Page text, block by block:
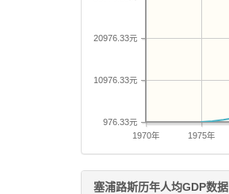
1970年 1975年
976.33元
10976.33元
20976.33元
塞浦路斯历年人均GDP数据